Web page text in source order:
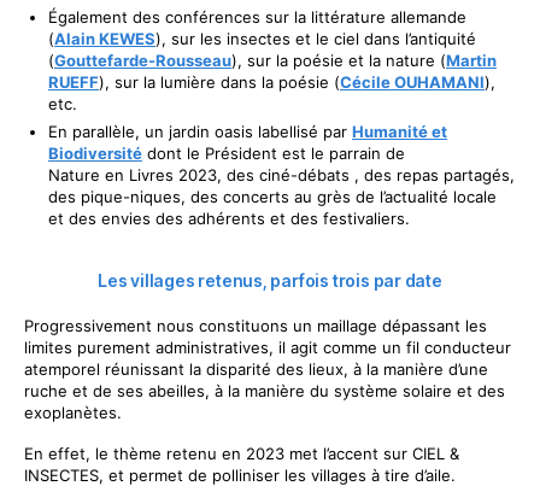
Également des conférences sur la littérature allemande
(Alain KEWES), sur les insectes et le ciel dans l’antiquité
(Gouttefarde-Rousseau), sur la poésie et la nature (Martin
RUEFF), sur la lumière dans la poésie (Cécile OUHAMANI),
etc.
En parallèle, un jardin oasis labellisé par Humanité et
Biodiversité dont le Président est le parrain de
Nature en Livres 2023, des ciné-débats , des repas partagés,
des pique-niques, des concerts au grès de l’actualité locale
et des envies des adhérents et des festivaliers.
Les villages retenus, parfois trois par date
Progressivement nous constituons un maillage dépassant les
limites purement administratives, il agit comme un fil conducteur
atemporel réunissant la disparité des lieux, à la manière d’une
ruche et de ses abeilles, à la manière du système solaire et des
exoplanètes.
En effet, le thème retenu en 2023 met l’accent sur CIEL &
INSECTES, et permet de polliniser les villages à tire d’aile.